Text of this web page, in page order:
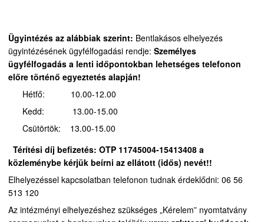
Ügyintézés az alábbiak szerint: Bentlakásos elhelyezés
ügyintézésének ügyfélfogadási rendje: Személyes
ügyfélfogadás a lenti időpontokban lehetséges telefonon
előre történő egyeztetés alapján!
Hétfő: 10.00-12.00
Kedd: 13.00-15.00
Csütörtök: 13.00-15.00
Térítési díj befizetés: OTP 11745004-15413408 a
közleménybe kérjük beírni az ellátott (idős) nevét!!
Elhelyezéssel kapcsolatban telefonon tudnak érdeklődni: 06 56
513 120
Az intézményi elhelyezéshez szükséges „Kérelem” nyomtatvány